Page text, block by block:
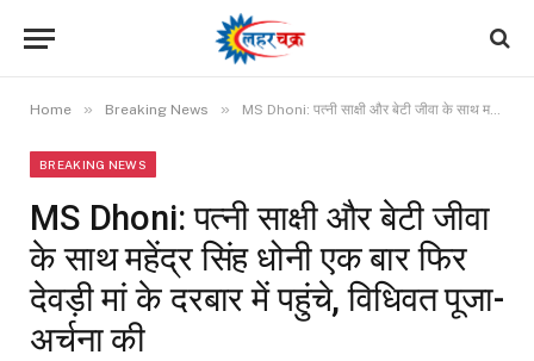
Home » Breaking News » MS Dhoni: पत्नी साक्षी और बेटी जीवा के साथ महेंद्र सिंह धोनी एक बार फिर देवड़ी मां के दरबार में पहुंचे, विधिवत पूजा-अर्चना की
BREAKING NEWS
MS Dhoni: पत्नी साक्षी और बेटी जीवा
के साथ महेंद्र सिंह धोनी एक बार फिर
देवड़ी मां के दरबार में पहुंचे, विधिवत पूजा-
अर्चना की